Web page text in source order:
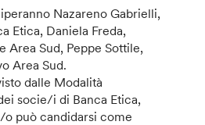
Nazareno Gabrielli,
Etica, Daniela Freda,
Area Sud, Peppe Sottile,
Area Sud.
dalle Modalità
socie/i di Banca Etica,
o può candidarsi come